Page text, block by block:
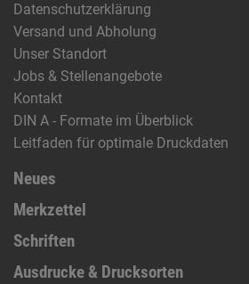
Datenschutzerklärung
Versand und Abholung
Unser Standort
Jobs & Stellenangebote
Kontakt
DIN A - Formate im Überblick
Leitfaden für optimale Druckdaten
Neues
Merkzettel
Schriften
Ausdrucke & Drucksorten